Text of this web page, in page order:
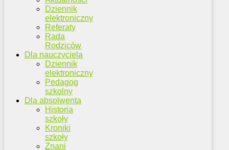
Dziennik
elektroniczny
Referaty
Rada
Rodziców
Dla nauczyciela
Dziennik
elektroniczny
Pedagog
szkolny
Dla absolwenta
Historia
szkoły
Kroniki
szkoły
Znani